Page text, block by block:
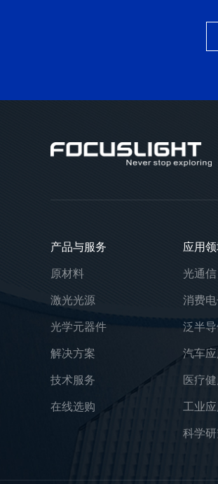
产品与服务
原材料
激光光源
光学元器件
解决方案
技术服务
在线选购
应用
光通信
消费
泛半
汽车
医疗
工业
科学